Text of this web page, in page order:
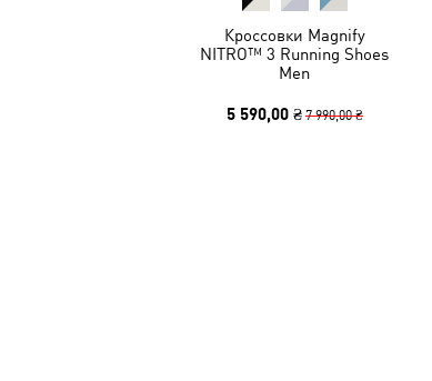
Кроссовки Magnify
NITRO™ 3 Running Shoes
Men
5 590,00 ₴ 7 990,00 ₴